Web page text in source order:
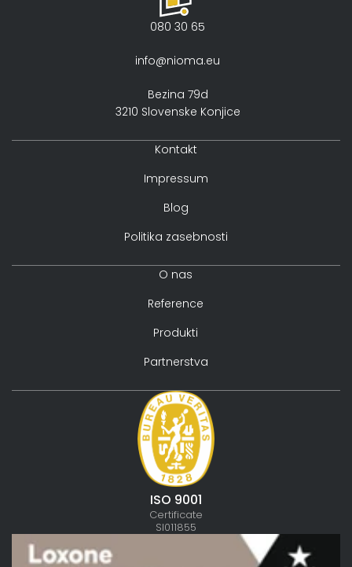
080 30 65
info@nioma.eu
Bezina 79d
3210 Slovenske Konjice
Kontakt
Impressum
Blog
Politika zasebnosti
O nas
Reference
Produkti
Partnerstva
ISO 9001
Certificate
SI011855